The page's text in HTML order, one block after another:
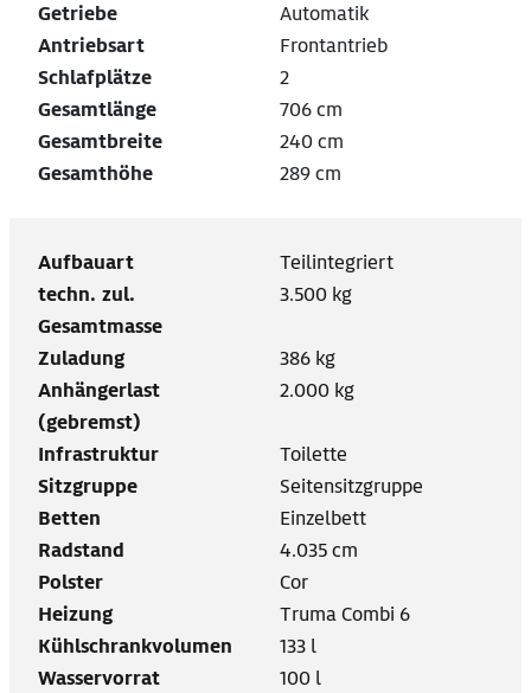
Getriebe
Automatik
Antriebsart
Frontantrieb
Schlafplätze
2
Gesamtlänge
706 cm
Gesamtbreite
240 cm
Gesamthöhe
289 cm
Aufbauart
Teilintegriert
techn. zul.
Gesamtmasse
3.500 kg
Zuladung
386 kg
Anhängerlast
(gebremst)
2.000 kg
Infrastruktur
Toilette
Sitzgruppe
Seitensitzgruppe
Betten
Einzelbett
Radstand
4.035 cm
Polster
Cor
Heizung
Truma Combi 6
Kühlschrankvolumen
133 l
Wasservorrat
100 l